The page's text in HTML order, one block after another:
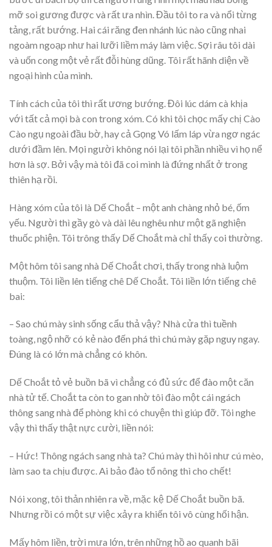
mỡ soi gương được và rất ưa nhìn. Đầu tôi to ra và nổi từng
tảng, rất bướng. Hai cái răng đen nhánh lúc nào cũng nhai
ngoàm ngoạp như hai lưỡi liềm máy làm việc. Sợi râu tôi dài
và uốn cong một vẻ rất đỗi hùng dũng. Tôi rất hãnh diện về
ngoại hình của mình.
Tính cách của tôi thì rất ương bướng. Đôi lúc dám cà khịa
với tất cả mọi bà con trong xóm. Có khi tôi chọc mấy chị Cào
Cào ngụ ngoài đầu bờ, hay cả Gọng Vó lấm láp vừa ngơ ngác
dưới đầm lên. Mọi người không nói lại tôi phần nhiều vì họ nể
hơn là sợ. Bởi vậy mà tôi đã coi mình là đứng nhất ở trong
thiên hạ rồi.
Hàng xóm của tôi là Dế Choắt – một anh chàng nhỏ bé, ốm
yếu. Người thì gầy gò và dài lêu nghêu như một gã nghiện
thuốc phiện. Tôi trông thấy Dế Choắt mà chỉ thấy coi thường.
Một hôm tôi sang nhà Dế Choắt chơi, thấy trong nhà luộm
thuộm. Tôi liền lên tiếng chê Dế Choắt. Tôi liền lớn tiếng chê
bai:
– Sao chú mày sinh sống cẩu thả vậy? Nhà cửa thì tuềnh
toàng, ngộ nhỡ có kẻ nào đến phá thì chú mày gặp nguy ngay.
Đúng là có lớn mà chẳng có khôn.
Dế Choắt tỏ vẻ buồn bã vì chẳng có đủ sức để đào một căn
nhà tử tế. Choắt ta còn to gan nhờ tôi đào một cái ngách
thông sang nhà để phòng khi có chuyện thì giúp đỡ. Tôi nghe
vậy thì thấy thật nực cười, liền nói:
– Hức! Thông ngách sang nhà ta? Chú mày thì hôi như cú mèo,
làm sao ta chịu được. Ai bảo đào tổ nông thì cho chết!
Nói xong, tôi thản nhiên ra về, mặc kệ Dế Choắt buồn bã.
Nhưng rồi có một sự việc xảy ra khiến tôi vô cùng hối hận.
Mấy hôm liền, trời mưa lớn, trên những hồ ao quanh bãi